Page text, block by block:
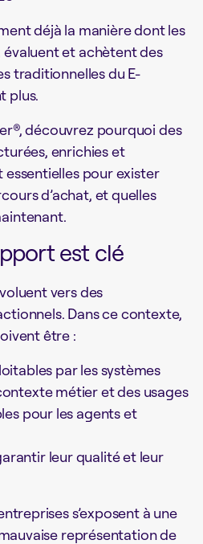
déjà la manière dont les
et achètent des
traditionnelles du E-
plus.
découvrez pourquoi des
enrichies et
essentielles pour exister
d’achat, et quelles
est clé
vers des
Dans ce contexte,
être :
par les systèmes
métier et des usages
pour les agents et
leur qualité et leur
s’exposent à une
représentation de